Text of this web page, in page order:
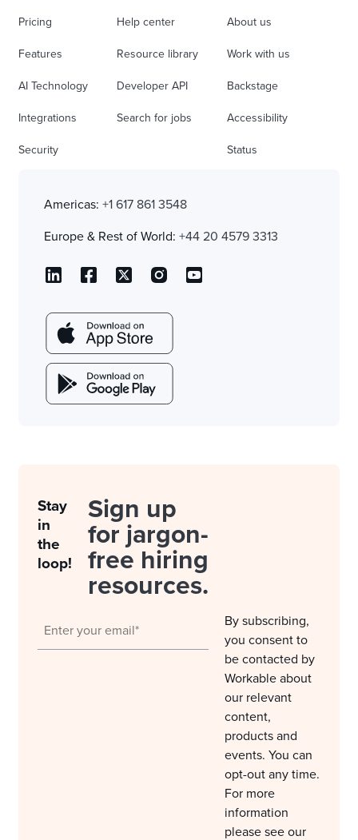
Pricing
Features
AI Technology
Integrations
Security
Help center
Resource library
Developer API
Search for jobs
About us
Work with us
Backstage
Accessibility
Status
Americas: +1 617 861 3548
Europe & Rest of World: +44 20 4579 3313
Stay
in
the
loop!
Sign up
for jargon-
free hiring
resources.
By subscribing,
you consent to
be contacted by
Workable about
our relevant
content,
products and
events. You can
opt-out any time.
For more
information
please see our